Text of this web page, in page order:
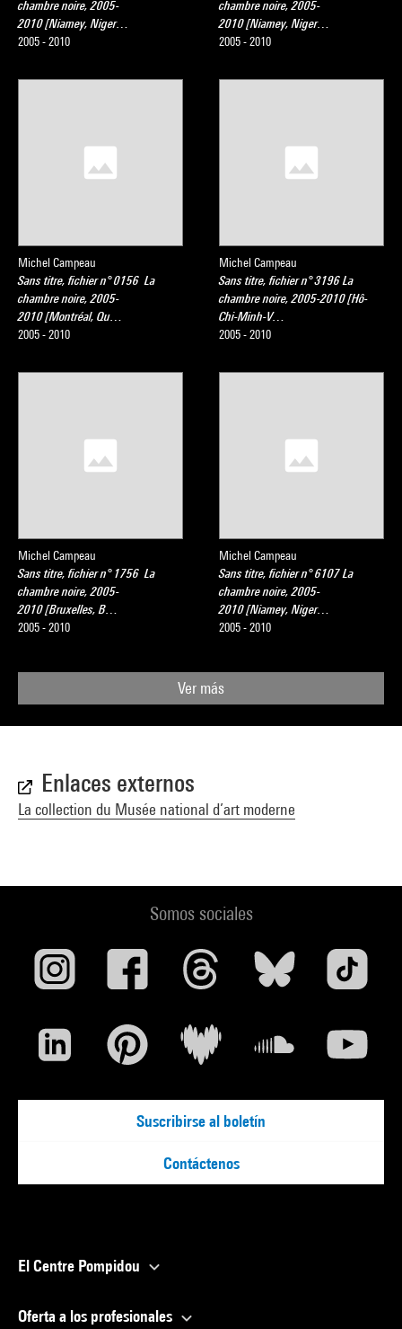
chambre noire, 2005-
2010 [Niamey, Niger…
2005 - 2010
chambre noire, 2005-
2010 [Niamey, Niger…
2005 - 2010
Michel Campeau
Sans titre, fichier n° 0156 La
chambre noire, 2005-
2010 [Montréal, Qu…
2005 - 2010
Michel Campeau
Sans titre, fichier n° 3196 La
chambre noire, 2005-2010 [Hô-
Chi-Minh-V…
2005 - 2010
Michel Campeau
Sans titre, fichier n° 1756 La
chambre noire, 2005-
2010 [Bruxelles, B…
2005 - 2010
Michel Campeau
Sans titre, fichier n° 6107 La
chambre noire, 2005-
2010 [Niamey, Niger…
2005 - 2010
Ver más
Enlaces externos
La collection du Musée national d’art moderne
Somos sociales
Suscribirse al boletín
Contáctenos
El Centre Pompidou
Oferta a los profesionales